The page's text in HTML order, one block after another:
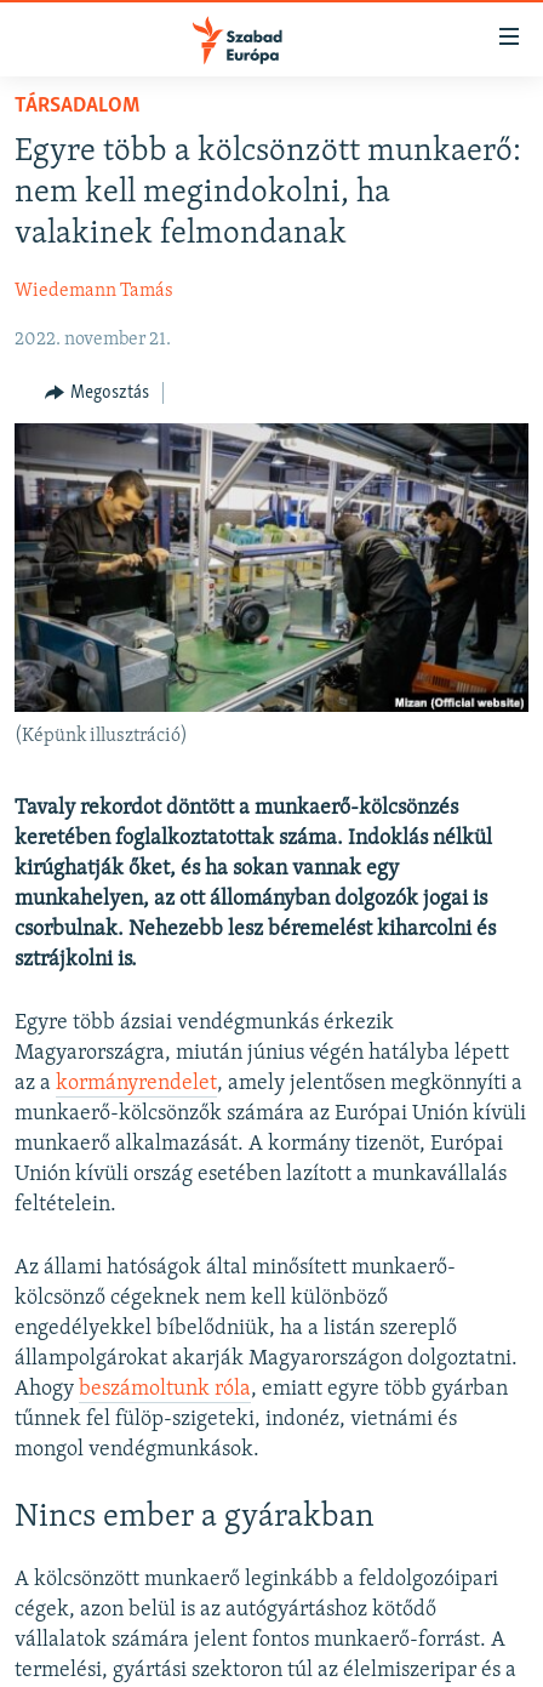
Akadálymentes
Ugrás
fő
oldalra
Ugrás
tartalomjegyzékre
NAPIRENDEN
AKTUÁLIS
PODCASTOK
ELEMZŐ
NER15
SZABADON
TÁRSADALOM
DEMOKRÁCIA
A PÉNZ NYOMÁBAN
EURÓPAI UNIÓ
VILÁG
KLÍMAVÁLTOZÁS
A MÚLT TANULSÁGAI
Valamennyi RFE/RL weboldal
TÁRSADALOM
Egyre több a kölcsönzött munkaerő:
nem kell megindokolni, ha
valakinek felmondanak
Wiedemann Tamás
2022. november 21.
Megosztás
(Képünk illusztráció)
Tavaly rekordot döntött a munkaerő-kölcsönzés
keretében foglalkoztatottak száma. Indoklás nélkül
kirúghatják őket, és ha sokan vannak egy
munkahelyen, az ott állományban dolgozók jogai is
csorbulnak. Nehezebb lesz béremelést kiharcolni és
sztrájkolni is.
Egyre több ázsiai vendégmunkás érkezik
Magyarországra, miután június végén hatályba lépett
az a kormányrendelet, amely jelentősen megkönnyíti a
munkaerő-kölcsönzők számára az Európai Unión kívüli
munkaerő alkalmazását. A kormány tizenöt, Európai
Unión kívüli ország esetében lazított a munkavállalás
feltételein.
Az állami hatóságok által minősített munkaerő-
kölcsönző cégeknek nem kell különböző
engedélyekkel bíbelődniük, ha a listán szereplő
állampolgárokat akarják Magyarországon dolgoztatni.
Ahogy beszámoltunk róla, emiatt egyre több gyárban
tűnnek fel fülöp-szigeteki, indonéz, vietnámi és
mongol vendégmunkások.
Nincs ember a gyárakban
A kölcsönzött munkaerő leginkább a feldolgozóipari
cégek, azon belül is az autógyártáshoz kötődő
vállalatok számára jelent fontos munkaerő-forrást. A
termelési, gyártási szektoron túl az élelmiszeripar és a
FELIRATKOZÁS